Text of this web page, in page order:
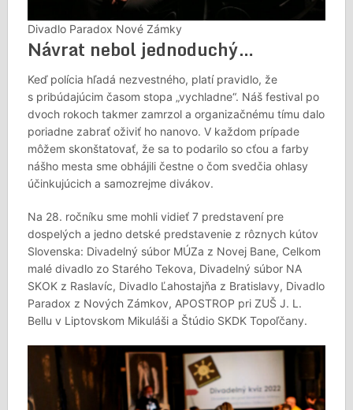
Divadlo Paradox Nové Zámky
Návrat nebol jednoduchý…
Keď polícia hľadá nezvestného, platí pravidlo, že
s pribúdajúcim časom stopa „vychladne“. Náš festival po
dvoch rokoch takmer zamrzol a organizačnému tímu dalo
poriadne zabrať oživiť ho nanovo. V každom prípade
môžem skonštatovať, že sa to podarilo so cťou a farby
nášho mesta sme obhájili čestne o čom svedčia ohlasy
účinkujúcich a samozrejme divákov.
Na 28. ročníku sme mohli vidieť 7 predstavení pre
dospelých a jedno detské predstavenie z rôznych kútov
Slovenska: Divadelný súbor MÚZa z Novej Bane, Celkom
malé divadlo zo Starého Tekova, Divadelný súbor NA
SKOK z Raslavíc, Divadlo Ľahostajňa z Bratislavy, Divadlo
Paradox z Nových Zámkov, APOSTROP pri ZUŠ J. L.
Bellu v Liptovskom Mikuláši a Štúdio SKDK Topoľčany.